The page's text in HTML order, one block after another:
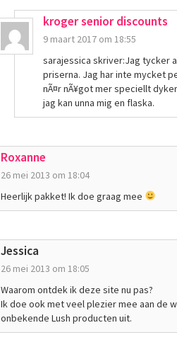
kroger senior discounts
9 maart 2017 om 18:55
sarajessica skriver:Jag tycker
priserna. Jag har inte mycket
nÃ¤r nÃ¥got mer speciellt
jag kan unna mig en flaska.
Roxanne
26 mei 2013 om 18:04
Heerlijk pakket! Ik doe graag mee
Jessica
26 mei 2013 om 18:05
Waarom ontdek ik deze site nu pas?
Ik doe ook met veel plezier mee aan de
onbekende Lush producten uit.